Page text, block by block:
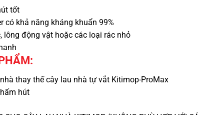
tốt
khả năng kháng khuẩn 99%
lông động vật hoặc các loại rác nhỏ
thay thế cây lau nhà tự vắt Kitimop-ProMax
hút